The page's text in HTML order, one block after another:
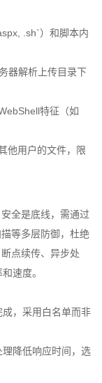
.sh`）和脚本内
器解析上传目录下
特征（如
他用户的文件，限
安全是底线，需通过
等多层防御，杜绝
点续传、异步处
速度。
，采用白名单而非
降低响应时间，选